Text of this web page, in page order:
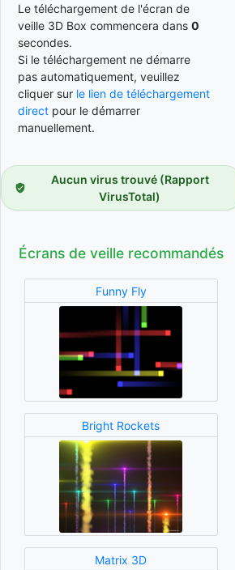
Le téléchargement de l'écran de
veille 3D Box commencera dans 0
secondes.
Si le téléchargement ne démarre
pas automatiquement, veuillez
cliquer sur le lien de téléchargement
direct pour le démarrer
manuellement.
Aucun virus trouvé (Rapport
VirusTotal)
Écrans de veille recommandés
Funny Fly
Bright Rockets
Matrix 3D